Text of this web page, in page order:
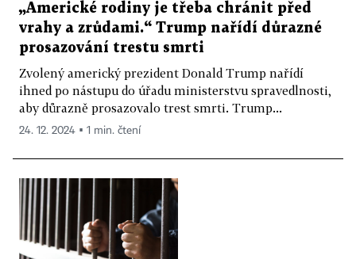
„Americké rodiny je třeba chránit před
vrahy a zrůdami.“ Trump nařídí důrazné
prosazování trestu smrti
Zvolený americký prezident Donald Trump nařídí
ihned po nástupu do úřadu ministerstvu spravedlnosti,
aby důrazně prosazovalo trest smrti. Trump...
24. 12. 2024 ▪ 1 min. čtení